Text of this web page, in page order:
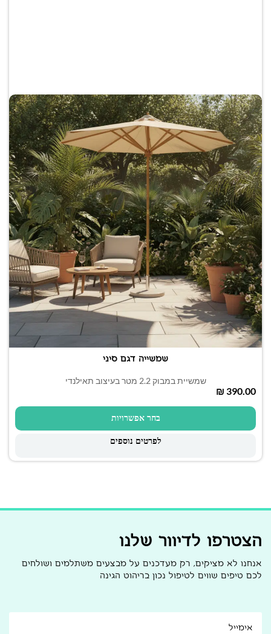
שמשייה דגם סיני
שמשיית במבוק 2.2 מטר בעיצוב תאילנדי
₪
בחר אפשרויות
לפרטים נוספים
הצטרפו לדיוור שלנו
אנחנו לא מציקים, רק מעדכנים על מבצעים משתלמים ושולחים
לכם טיפים שווים לטיפול נכון בריהוט הגינה